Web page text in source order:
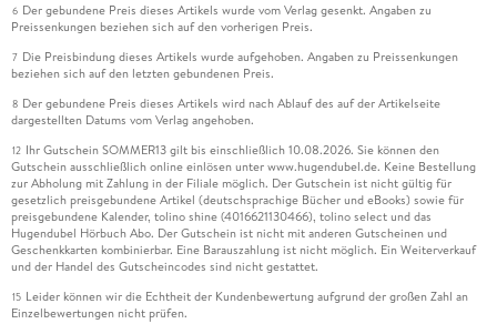
6 Der gebundene Preis dieses Artikels wurde vom Verlag gesenkt. Angaben zu
Preissenkungen beziehen sich auf den vorherigen Preis.
7 Die Preisbindung dieses Artikels wurde aufgehoben. Angaben zu Preissenkungen
beziehen sich auf den letzten gebundenen Preis.
8 Der gebundene Preis dieses Artikels wird nach Ablauf des auf der Artikelseite
dargestellten Datums vom Verlag angehoben.
12 Ihr Gutschein SOMMER13 gilt bis einschließlich 10.08.2026. Sie können den
Gutschein ausschließlich online einlösen unter www.hugendubel.de. Keine Bestellung
zur Abholung mit Zahlung in der Filiale möglich. Der Gutschein ist nicht gültig für
gesetzlich preisgebundene Artikel (deutschsprachige Bücher und eBooks) sowie für
preisgebundene Kalender, tolino shine (4016621130466), tolino select und das
Hugendubel Hörbuch Abo. Der Gutschein ist nicht mit anderen Gutscheinen und
Geschenkkarten kombinierbar. Eine Barauszahlung ist nicht möglich. Ein Weiterverkauf
und der Handel des Gutscheincodes sind nicht gestattet.
15 Leider können wir die Echtheit der Kundenbewertung aufgrund der großen Zahl an
Einzelbewertungen nicht prüfen.